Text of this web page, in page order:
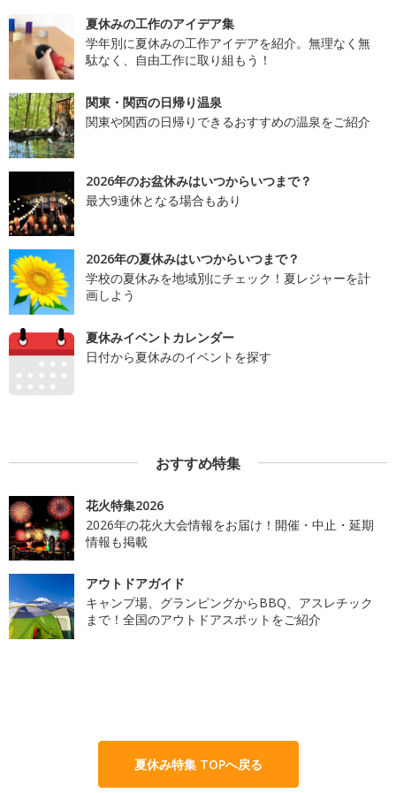
夏休みの工作のアイデア集
学年別に夏休みの工作アイデアを紹介。無理なく無
駄なく、自由工作に取り組もう！
関東・関西の日帰り温泉
関東や関西の日帰りできるおすすめの温泉をご紹介
2026年のお盆休みはいつからいつまで？
最大9連休となる場合もあり
2026年の夏休みはいつからいつまで？
学校の夏休みを地域別にチェック！夏レジャーを計
画しよう
夏休みイベントカレンダー
日付から夏休みのイベントを探す
おすすめ特集
花火特集2026
2026年の花火大会情報をお届け！開催・中止・延期
情報も掲載
アウトドアガイド
キャンプ場、グランピングからBBQ、アスレチック
まで！全国のアウトドアスポットをご紹介
夏休み特集 TOPへ戻る